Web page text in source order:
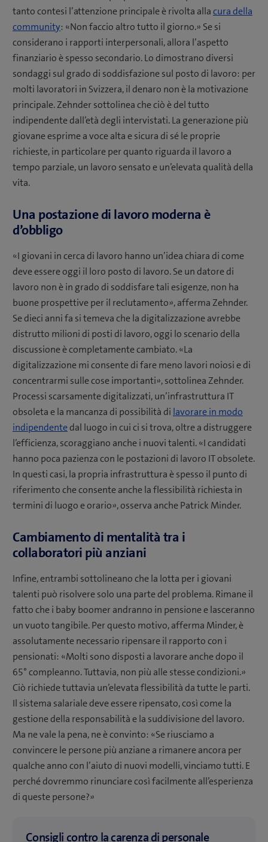
tanto contesi l’attenzione principale è rivolta allacura della
community: «Non faccio altro tutto il giorno.» Se si
considerano i rapporti interpersonali, allora l’aspetto
finanziario è spesso secondario. Lo dimostrano diversi
sondaggi sul grado di soddisfazione sul posto di lavoro: per
molti lavoratori in Svizzera, il denaro non è la motivazione
principale. Zehnder sottolinea che ciò è del tutto
indipendente dall’età degli intervistati. La generazione più
giovane esprime a voce alta e sicura di sé le proprie
richieste, in particolare per quanto riguarda il lavoro a
tempo parziale, un lavoro sensato e un’elevata qualità della
vita.
Una postazione di lavoro moderna è
d’obbligo
«I giovani in cerca di lavoro hanno un’idea chiara di come
deve essere oggi il loro posto di lavoro. Se un datore di
lavoro non è in grado di soddisfare tali esigenze, non ha
buone prospettive per il reclutamento», afferma Zehnder.
Se dieci anni fa si temeva che la digitalizzazione avrebbe
distrutto milioni di posti di lavoro, oggi lo scenario della
discussione è completamente cambiato. «La
digitalizzazione mi consente di fare meno lavori noiosi e di
concentrarmi sulle cose importanti», sottolinea Zehnder.
Processi scarsamente digitalizzati, un’infrastruttura IT
obsoleta e la mancanza di possibilità di lavorare in modo
indipendentedal luogo in cui ci si trova, oltre a distruggere
l’efficienza, scoraggiano anche i nuovi talenti. «I candidati
hanno poca pazienza con le postazioni di lavoro IT obsolete.
In questi casi, la propria infrastruttura è spesso il punto di
riferimento che consente anche la flessibilità richiesta in
termini di luogo e orario», osserva anche Patrick Minder.
Cambiamento di mentalità tra i
collaboratori più anziani
Infine, entrambi sottolineano che la lotta per i giovani
talenti può risolvere solo una parte del problema. Rimane il
fatto che i baby boomer andranno in pensione e lasceranno
un vuoto tangibile. Per questo motivo, afferma Minder, è
assolutamente necessario ripensare il rapporto con i
pensionati: «Molti sono disposti a lavorare anche dopo il
65° compleanno. Tuttavia, non più alle stesse condizioni.»
Ciò richiede tuttavia un’elevata flessibilità da tutte le parti.
Il sistema salariale deve essere ripensato, così come la
gestione della responsabilità e la suddivisione del lavoro.
Ma ne vale la pena, ne è convinto: «Se riusciamo a
convincere le persone più anziane a rimanere ancora per
qualche anno con l’aiuto di nuovi modelli, vinciamo tutti. E
perché dovremmo rinunciare così facilmente all’esperienza
di queste persone?»
Consigli contro la carenza di personale